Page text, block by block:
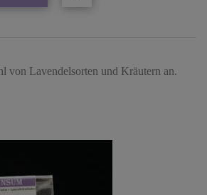
von Lavendelsorten und Kräutern an.